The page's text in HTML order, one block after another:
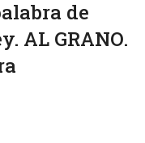
de
AL GRANO.